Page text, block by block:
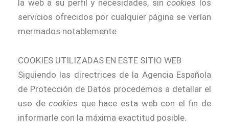
la web a su perfil y necesidades, sincookies los
servicios ofrecidos por cualquier página se verían
mermados notablemente.
COOKIES UTILIZADAS EN ESTE SITIO WEB
Siguiendo las directrices de la Agencia Española
de Protección de Datos procedemos a detallar el
uso decookies que hace esta web con el fin de
informarle con la máxima exactitud posible.